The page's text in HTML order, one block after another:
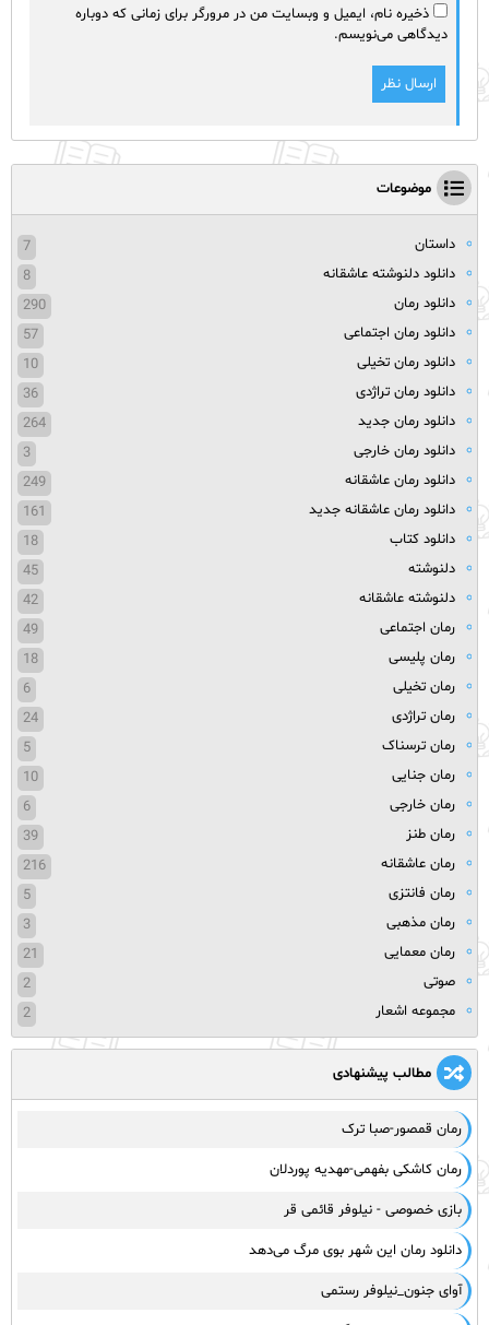
ذخیره نام، ایمیل و وبسایت من در مرورگر برای زمانی که دوباره
دیدگاهی می‌نویسم.
موضوعات
داستان
7
دانلود دلنوشته عاشقانه
8
دانلود رمان
290
دانلود رمان اجتماعی
57
دانلود رمان تخیلی
10
دانلود رمان تراژدی
36
دانلود رمان جدید
264
دانلود رمان خارجی
3
دانلود رمان عاشقانه
249
دانلود رمان عاشقانه جدید
161
دانلود کتاب
18
دلنوشته
45
دلنوشته عاشقانه
42
رمان اجتماعی
49
رمان پلیسی
18
رمان تخیلی
6
رمان تراژدی
24
رمان ترسناک
5
رمان جنایی
10
رمان خارجی
6
رمان طنز
39
رمان عاشقانه
216
رمان فانتزی
5
رمان مذهبی
3
رمان معمایی
21
صوتی
2
مجموعه اشعار
2
مطالب پیشنهادی
رمان قمصور-صبا ترک
رمان کاشکی بفهمی-مهدیه پوردلان
بازی خصوصی - نیلوفر قائمی قر
دانلود رمان این شهر بوی مرگ می‌دهد
آوای جنون_نیلوفر رستمی